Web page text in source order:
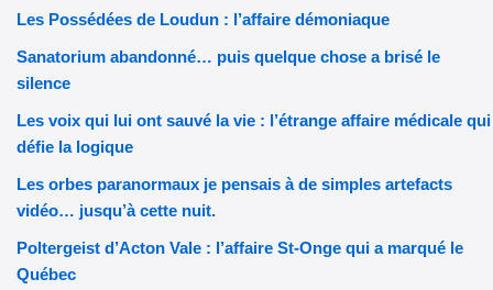
Les Possédées de Loudun : l’affaire démoniaque
Sanatorium abandonné… puis quelque chose a brisé le
silence
Les voix qui lui ont sauvé la vie : l’étrange affaire médicale qui
défie la logique
Les orbes paranormaux je pensais à de simples artefacts
vidéo… jusqu’à cette nuit.
Poltergeist d’Acton Vale : l’affaire St-Onge qui a marqué le
Québec